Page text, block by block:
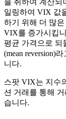
을 취하여 계산되
일링하여 VIX 값
하기 위해 더 많은
VIX를 증가시킵
평균 가격으로 되
(mean reversion)
니다.
스팟 VIX는 지수
션 거래를 통해
습니다.